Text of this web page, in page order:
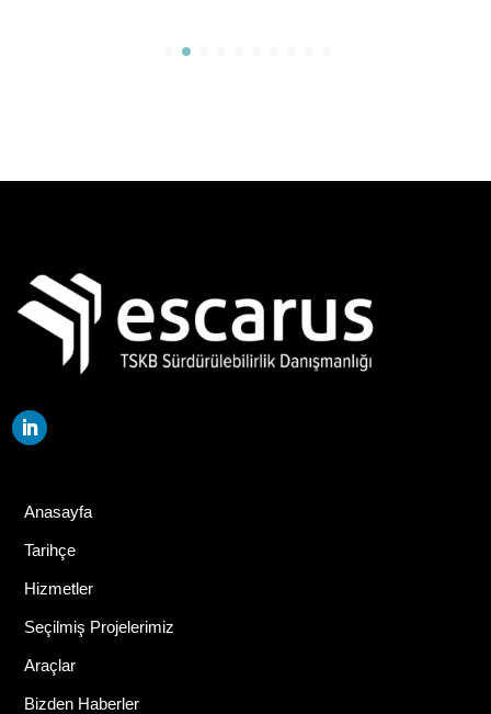
Anasayfa
Tarihçe
Hizmetler
Seçilmiş Projelerimiz
Araçlar
Bizden Haberler